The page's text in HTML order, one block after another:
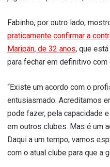
Fabinho, por outro lado,
praticamente confirmar a
Maripán, de 32 anos, que
para fechar em definitivo com
“Existe um acordo com o
entusiasmado. Acreditamos
pode fazer, pela capacidade
em outros clubes. Mas é um
Daqui a um tempo, vamos
com o atual clube para que a